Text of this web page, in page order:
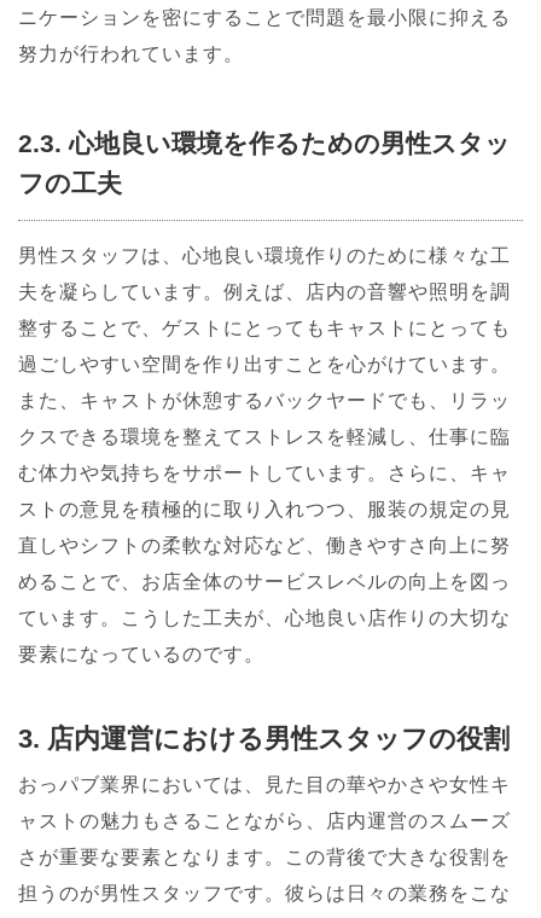
ニケーションを密にすることで問題を最小限に抑える
努力が行われています。
2.3. 心地良い環境を作るための男性スタッ
フの工夫
男性スタッフは、心地良い環境作りのために様々な工
夫を凝らしています。例えば、店内の音響や照明を調
整することで、ゲストにとってもキャストにとっても
過ごしやすい空間を作り出すことを心がけています。
また、キャストが休憩するバックヤードでも、リラッ
クスできる環境を整えてストレスを軽減し、仕事に臨
む体力や気持ちをサポートしています。さらに、キャ
ストの意見を積極的に取り入れつつ、服装の規定の見
直しやシフトの柔軟な対応など、働きやすさ向上に努
めることで、お店全体のサービスレベルの向上を図っ
ています。こうした工夫が、心地良い店作りの大切な
要素になっているのです。
3. 店内運営における男性スタッフの役割
おっパブ業界においては、見た目の華やかさや女性キ
ャストの魅力もさることながら、店内運営のスムーズ
さが重要な要素となります。この背後で大きな役割を
担うのが男性スタッフです。彼らは日々の業務をこな